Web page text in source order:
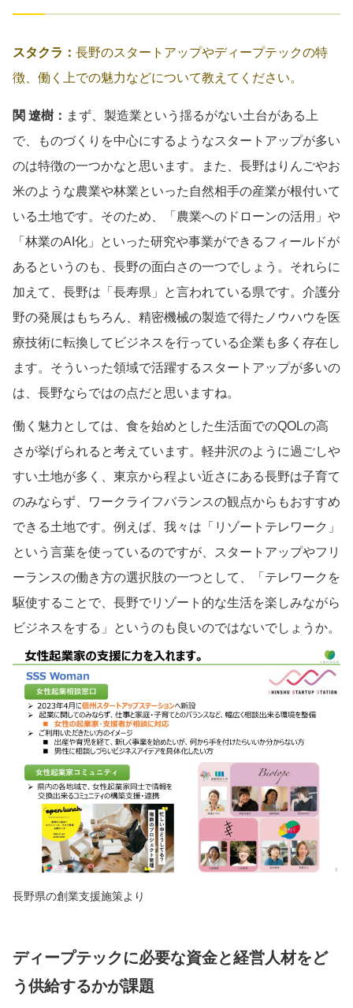
スタクラ： 長野のスタートアップやディープテックの特
徴、働く上での魅力などについて教えてください。
関 遼樹： まず、製造業という揺るがない土台がある上
で、ものづくりを中心にするようなスタートアップが多い
のは特徴の一つかなと思います。また、長野はりんごやお
米のような農業や林業といった自然相手の産業が根付いて
いる土地です。そのため、「農業へのドローンの活用」や
「林業のAI化」といった研究や事業ができるフィールドが
あるというのも、長野の面白さの一つでしょう。それらに
加えて、長野は「長寿県」と言われている県です。介護分
野の発展はもちろん、精密機械の製造で得たノウハウを医
療技術に転換してビジネスを行っている企業も多く存在し
ます。そういった領域で活躍するスタートアップが多いの
は、長野ならではの点だと思いますね。
働く魅力としては、食を始めとした生活面でのQOLの高
さが挙げられると考えています。軽井沢のように過ごしや
すい土地が多く、東京から程よい近さにある長野は子育て
のみならず、ワークライフバランスの観点からもおすすめ
できる土地です。例えば、我々は「リゾートテレワーク」
という言葉を使っているのですが、スタートアップやフリ
ーランスの働き方の選択肢の一つとして、「テレワークを
駆使することで、長野でリゾート的な生活を楽しみながら
ビジネスをする」というのも良いのではないでしょうか。
長野県の創業支援施策より
ディープテックに必要な資金と経営人材をど
う供給するかが課題